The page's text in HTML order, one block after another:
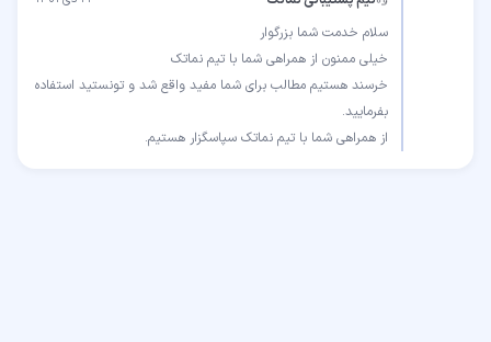
خرسند هستیم مطالب برای شما مفید واقع شد و تونستید استفاده
از همراهی شما با تیم نماتک سپاسگزار هستیم.